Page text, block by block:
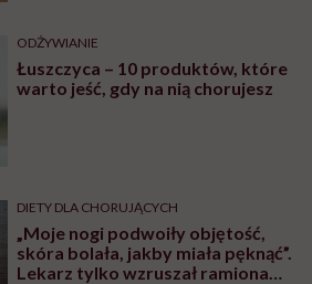
ODŻYWIANIE
Łuszczyca – 10 produktów, które
warto jeść, gdy na nią chorujesz
DIETY DLA CHORUJĄCYCH
„Moje nogi podwoiły objętość,
skóra bolała, jakby miała pęknąć”.
Lekarz tylko wzruszał ramionami: